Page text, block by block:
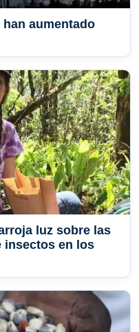
aumentado
luz sobre las
insectos en los